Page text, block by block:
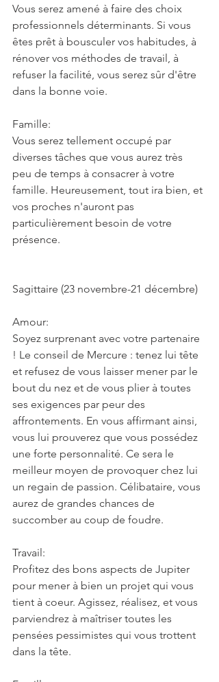
Vous serez amené à faire des choix
professionnels déterminants. Si vous
êtes prêt à bousculer vos habitudes, à
rénover vos méthodes de travail, à
refuser la facilité, vous serez sûr d'être
dans la bonne voie.
Famille:
Vous serez tellement occupé par
diverses tâches que vous aurez très
peu de temps à consacrer à votre
famille. Heureusement, tout ira bien, et
vos proches n'auront pas
particulièrement besoin de votre
présence.
Sagittaire (23 novembre-21 décembre)
Amour:
Soyez surprenant avec votre partenaire
! Le conseil de Mercure : tenez lui tête
et refusez de vous laisser mener par le
bout du nez et de vous plier à toutes
ses exigences par peur des
affrontements. En vous affirmant ainsi,
vous lui prouverez que vous possédez
une forte personnalité. Ce sera le
meilleur moyen de provoquer chez lui
un regain de passion. Célibataire, vous
aurez de grandes chances de
succomber au coup de foudre.
Travail:
Profitez des bons aspects de Jupiter
pour mener à bien un projet qui vous
tient à coeur. Agissez, réalisez, et vous
parviendrez à maîtriser toutes les
pensées pessimistes qui vous trottent
dans la tête.